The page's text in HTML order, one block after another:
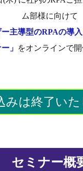
ム部様に向けて
ー主導型のRPAの導
」 をオンラインで開
みは終了い
セミナー概